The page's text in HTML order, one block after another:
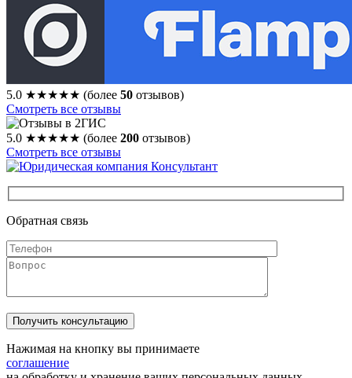
5.0 ★★★★★ (более 50 отзывов)
Смотреть все отзывы
5.0 ★★★★★ (более 200 отзывов)
Смотреть все отзывы
Обратная связь
Нажимая на кнопку вы принимаете
соглашение